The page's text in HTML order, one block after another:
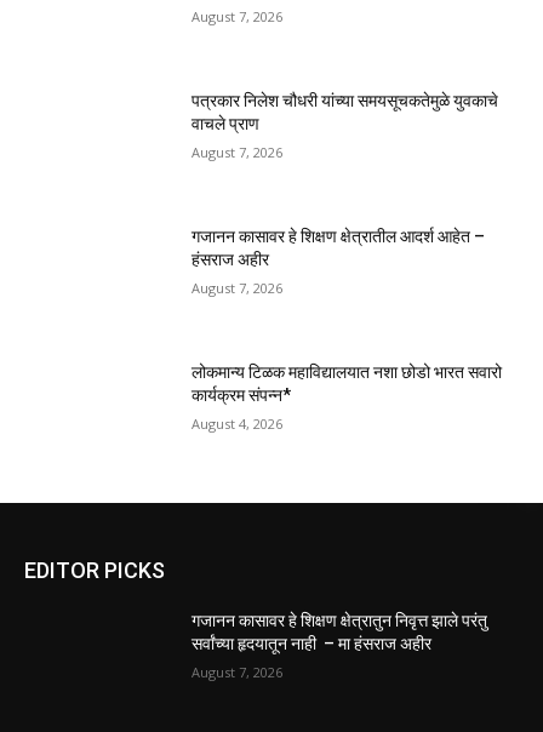
August 7, 2026
पत्रकार निलेश चौधरी यांच्या समयसूचकतेमुळे युवकाचे
वाचले प्राण
August 7, 2026
गजानन कासावर हे शिक्षण क्षेत्रातील आदर्श आहेत –
हंसराज अहीर
August 7, 2026
लोकमान्य टिळक महाविद्यालयात नशा छोडो भारत सवारो
कार्यक्रम संपन्न*
August 4, 2026
EDITOR PICKS
गजानन कासावर हे शिक्षण क्षेत्रातुन निवृत्त झाले परंतु
सर्वांच्या हृदयातून नाही – मा हंसराज अहीर
August 7, 2026